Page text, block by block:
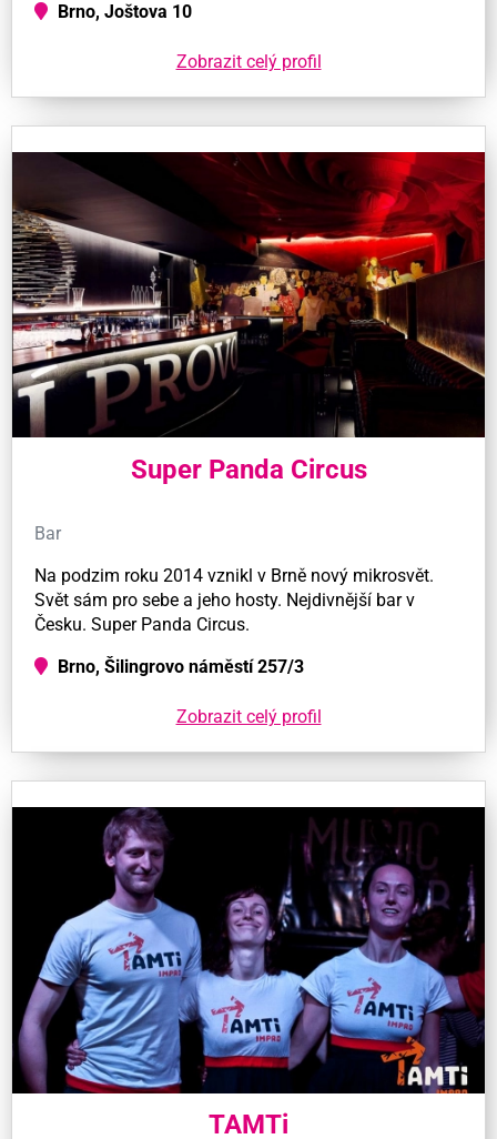
Brno, Joštova 10
Zobrazit celý profil
Super Panda Circus
Bar
Na podzim roku 2014 vznikl v Brně nový mikrosvět.
Svět sám pro sebe a jeho hosty. Nejdivnější bar v
Česku. Super Panda Circus.
Brno, Šilingrovo náměstí 257/3
Zobrazit celý profil
TAMTi